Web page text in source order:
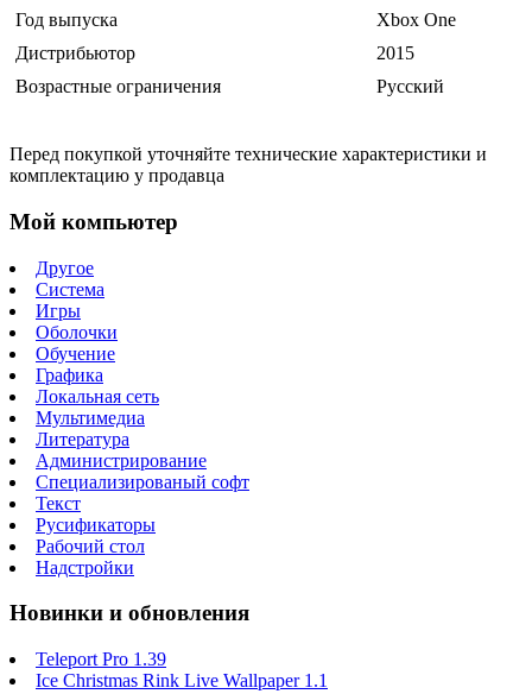
Год выпуска
Xbox One
Дистрибьютор
2015
Возрастные ограничения
Русский
Перед покупкой уточняйте технические характеристики и
комплектацию у продавца
Мой компьютер
Другое
Система
Игры
Оболочки
Обучение
Графика
Локальная сеть
Мультимедиа
Литература
Администрирование
Специализированый софт
Текст
Русификаторы
Рабочий стол
Надстройки
Новинки и обновления
Teleport Pro 1.39
Ice Christmas Rink Live Wallpaper 1.1